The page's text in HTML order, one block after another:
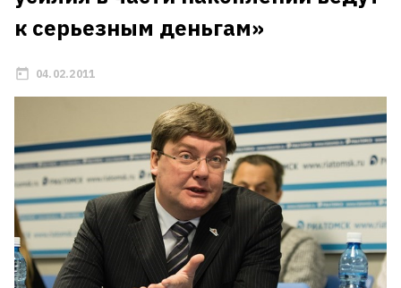
к серьезным деньгам»
04.02.2011